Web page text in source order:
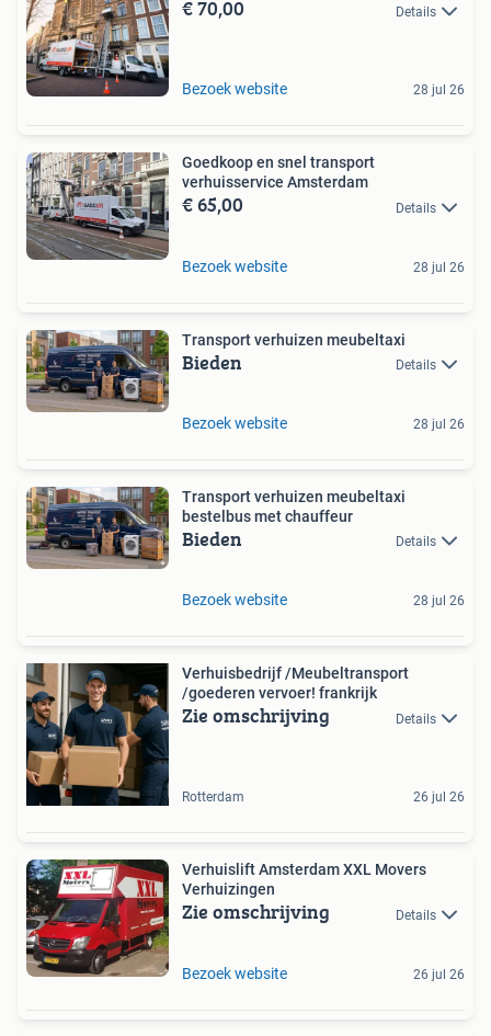
€ 70,00 Details
Bezoek website 28 jul 26
Goedkoop en snel transport
verhuisservice Amsterdam
€ 65,00 Details
Bezoek website 28 jul 26
Transport verhuizen meubeltaxi
Bieden Details
Bezoek website 28 jul 26
Transport verhuizen meubeltaxi
bestelbus met chauffeur
Bieden Details
Bezoek website 28 jul 26
Verhuisbedrijf /Meubeltransport
/goederen vervoer! frankrijk
Zie omschrijving Details
Rotterdam 26 jul 26
Verhuislift Amsterdam XXL Movers
Verhuizingen
Zie omschrijving Details
Bezoek website 26 jul 26